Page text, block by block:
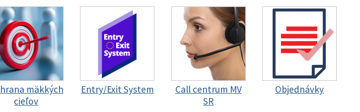
mäkkých
cieľov
Entry/Exit System
Call centrum MV
SR
Objednávky